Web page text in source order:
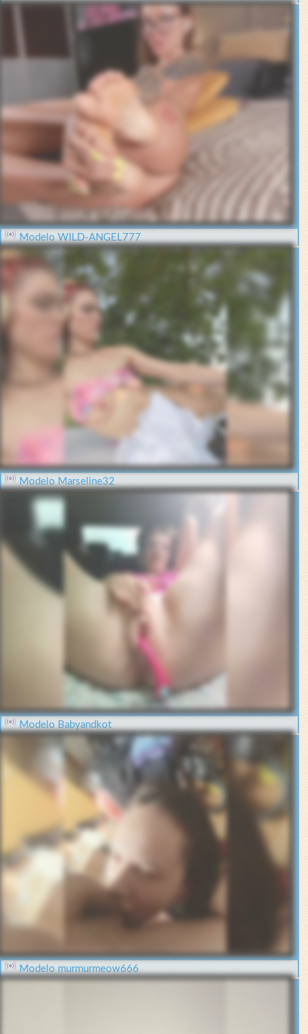
Modelo WILD-ANGEL777
Modelo Marseline32
Modelo Babyandkot
Modelo murmurmeow666